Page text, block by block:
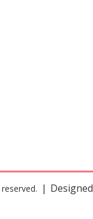
| Designed